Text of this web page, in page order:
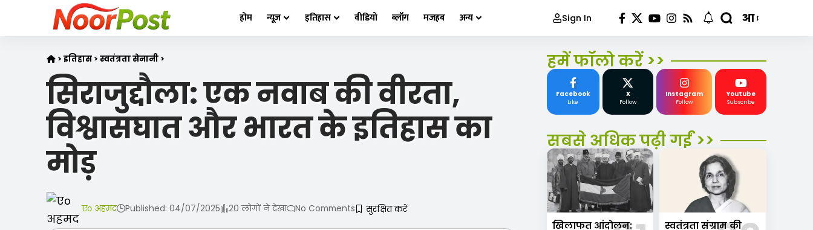
होम न्यूज़ इतिहास वीडियो ब्लॉग मजहब अन्य Sign In आ
> इतिहास > स्वतंत्रता सेनानी >
सिराजुद्दौला: एक नवाब की वीरता,
विश्वासघात और भारत के इतिहास का
मोड़
एо अहमद Published: 04/07/2025 20 लोगों ने देखा No Comments
हमें फॉलो करें >>
Facebook
Like
X
Follow
Instagram
Follow
Youtube
Subscribe
सबसे अधिक पढ़ी गईं >>
खिलाफत आंदोलन:
स्वतंत्रता संग्राम की